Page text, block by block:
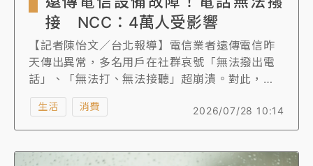
接 NCC：4萬人受影響
【記者陳怡文／台北報導】電信業者遠傳電信昨
天傳出異常，多名用戶在社群哀號「無法撥出電
話」、「無法打、無法接聽」超崩潰。對此，
NCC向《知新聞》表示，遠傳電信部份設備障
礙，導致部份區域的行動語音服務無法撥接聽，
但數據服務正常，影響之用戶數約3至4萬人，影
2026/07/28 10:14
生活 消費